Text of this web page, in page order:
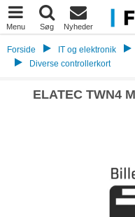
Menu Søg Nyheder
Forside IT og elektronik
Diverse controllerkort
ELATEC TWN4